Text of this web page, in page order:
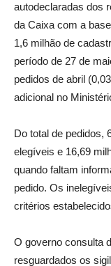
autodeclaradas dos
da Caixa com a
1,6 milhão de
período de 27 de
pedidos de abril
adicional no
Do total de pedidos,
elegíveis e 16,69
quando faltam
pedido. Os
critérios
O governo consulta
resguardados os